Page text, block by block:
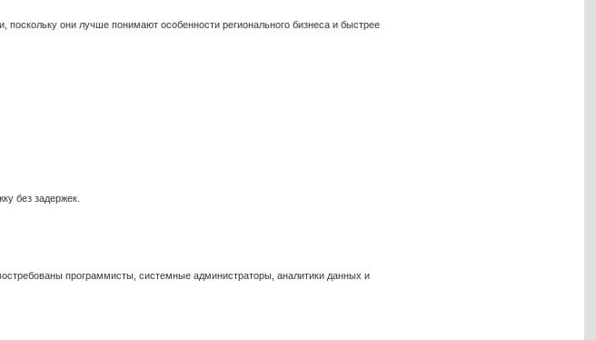
они лучше понимают особенности регионального бизнеса и быстрее
без задержек.
программисты, системные администраторы, аналитики данных и